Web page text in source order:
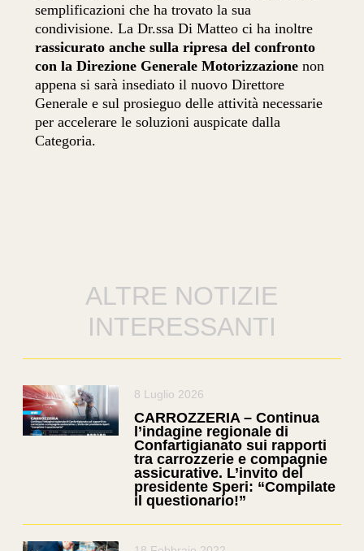
semplificazioni che ha trovato la sua
condivisione. La Dr.ssa Di Matteo ci ha inoltre
rassicurato anche sulla ripresa del confronto
con la Direzione Generale Motorizzazionenon
appena si sarà insediato il nuovo Direttore
Generale e sul prosieguo delle attività necessarie
per accelerare le soluzioni auspicate dalla
Categoria.
ALTRE NOTIZIE
INTERESSANTI
8 Luglio 2026
CARROZZERIA – Continua
l’indagine regionale di
Confartigianato sui rapporti
tra carrozzerie e compagnie
assicurative. L’invito del
presidente Speri: “Compilate
il questionario!”